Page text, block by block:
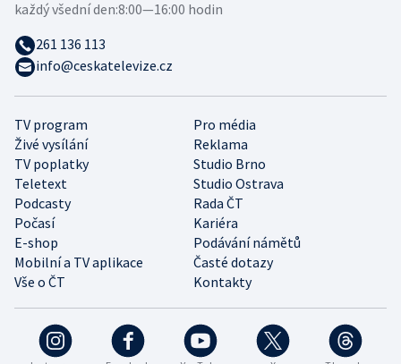
TV program
Pro média
Živé vysílání
Reklama
TV poplatky
Studio Brno
Teletext
Studio Ostrava
Podcasty
Rada ČT
Počasí
Kariéra
E-shop
Podávání námětů
Mobilní a TV aplikace
Časté dotazy
Vše o ČT
Kontakty
každý všední den:8:00—16:00 hodin
261 136 113
info@ceskatelevize.cz